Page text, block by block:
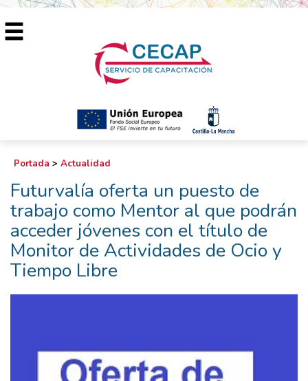
Portada > Actualidad
Futurvalía oferta un puesto de
trabajo como Mentor al que podrán
acceder jóvenes con el título de
Monitor de Actividades de Ocio y
Tiempo Libre